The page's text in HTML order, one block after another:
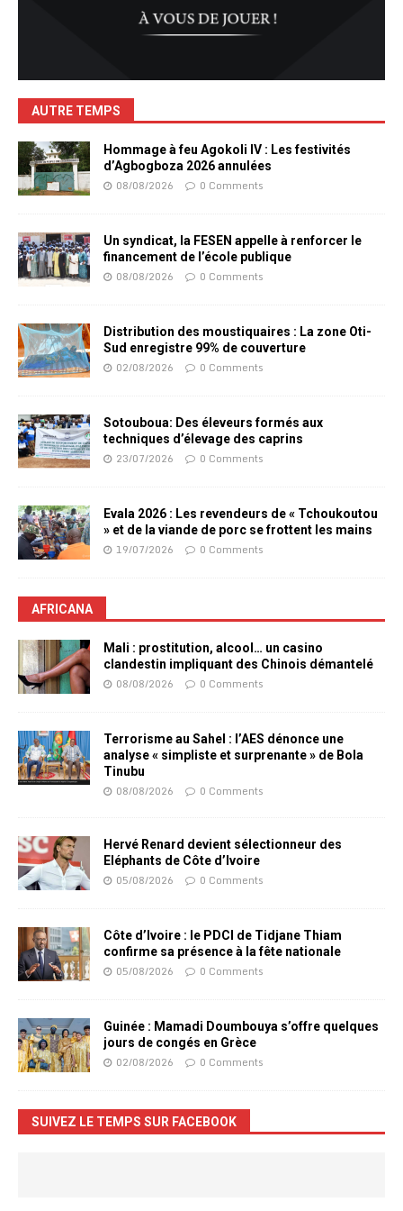
AUTRE TEMPS
Hommage à feu Agokoli IV : Les festivités
d’Agbogboza 2026 annulées
08/08/2026 0 Comments
Un syndicat, la FESEN appelle à renforcer le
financement de l’école publique
08/08/2026 0 Comments
Distribution des moustiquaires : La zone Oti-
Sud enregistre 99% de couverture
02/08/2026 0 Comments
Sotouboua: Des éleveurs formés aux
techniques d’élevage des caprins
23/07/2026 0 Comments
Evala 2026 : Les revendeurs de « Tchoukoutou
» et de la viande de porc se frottent les mains
19/07/2026 0 Comments
AFRICANA
Mali : prostitution, alcool… un casino
clandestin impliquant des Chinois démantelé
08/08/2026 0 Comments
Terrorisme au Sahel : l’AES dénonce une
analyse « simpliste et surprenante » de Bola
Tinubu
08/08/2026 0 Comments
Hervé Renard devient sélectionneur des
Eléphants de Côte d’Ivoire
05/08/2026 0 Comments
Côte d’Ivoire : le PDCI de Tidjane Thiam
confirme sa présence à la fête nationale
05/08/2026 0 Comments
Guinée : Mamadi Doumbouya s’offre quelques
jours de congés en Grèce
02/08/2026 0 Comments
SUIVEZ LE TEMPS SUR FACEBOOK